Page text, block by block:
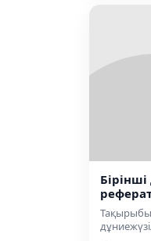
Тақырыбы: